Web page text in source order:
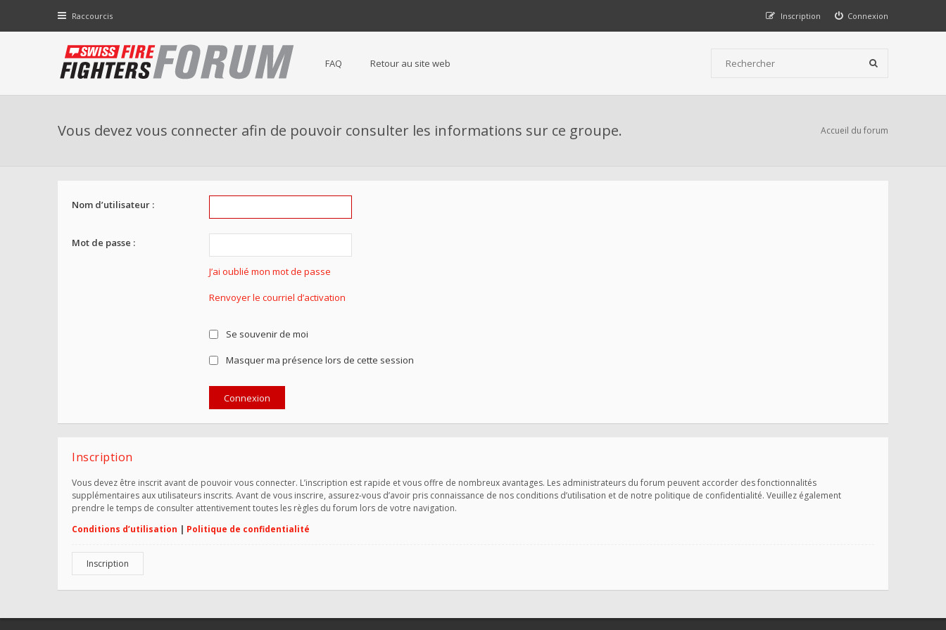
Raccourcis Connexion
Inscription
FAQ Retour au site web
Vous devez vous connecter afin de pouvoir consulter les informations sur ce groupe. Accueil du forum
Nom d’utilisateur :
Mot de passe :
J’ai oublié mon mot de passe
Renvoyer le courriel d’activation
Se souvenir de moi
Masquer ma présence lors de cette session
Inscription
Vous devez être inscrit avant de pouvoir vous connecter. L’inscription est rapide et vous offre de nombreux avantages. Les administrateurs du forum peuvent accorder des fonctionnalités
supplémentaires aux utilisateurs inscrits. Avant de vous inscrire, assurez-vous d’avoir pris connaissance de nos conditions d’utilisation et de notre politique de confidentialité. Veuillez également
prendre le temps de consulter attentivement toutes les règles du forum lors de votre navigation.
Conditions d’utilisation | Politique de confidentialité
Inscription